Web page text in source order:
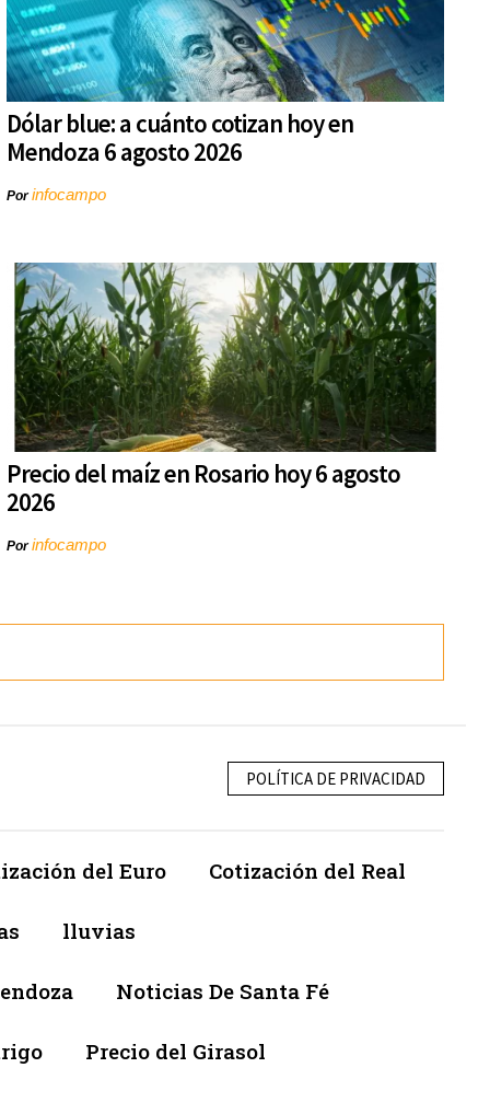
Dólar blue: a cuánto cotizan hoy en
Mendoza 6 agosto 2026
Porinfocampo
Precio del maíz en Rosario hoy 6 agosto
2026
Porinfocampo
POLÍTICA DE PRIVACIDAD
del Euro Cotización del Real
lluvias
Noticias De Santa Fé
Precio del Girasol